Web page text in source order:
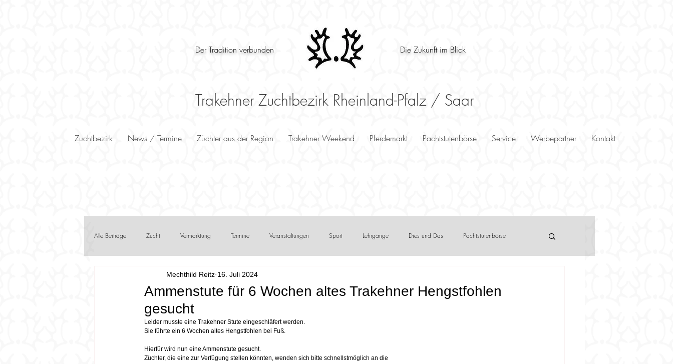
Der Tradition verbunden Die Zukunft im Blick
Trakehner Zuchtbezirk Rheinland-Pfalz / Saar
Zuchtbezirk News / Termine Züchter aus der Region Trakehner Weekend Pferdemarkt Pachtstutenbörse Service Werbepartner Kontakt
Alle Beiträge Zucht Vermarktung Termine Veranstaltungen Sport Lehrgänge Dies und Das Pachtstutenbörse
Frühlingsboten Förderer / Sponsoren
Ammenstute für 6 Wochen altes Trakehner Hengstfohlen
gesucht
Mechthild Reitz 16. Juli 2024
Leider musste eine Trakehner Stute eingeschläfert werden.
Sie führte ein 6 Wochen altes Hengstfohlen bei Fuß.
Hierfür wird nun eine Ammenstute gesucht.
Züchter, die eine zur Verfügung stellen könnten, wenden sich bitte schnellstmöglich an die